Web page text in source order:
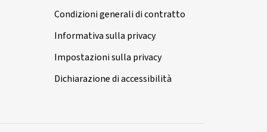
Condizioni generali di contratto
Informativa sulla privacy
Impostazioni sulla privacy
Dichiarazione di accessibilità